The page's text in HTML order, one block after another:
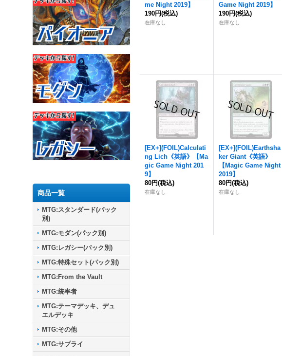
商品一覧
MTG:スタンダード(パック
別)
MTG:モダン(パック別)
MTG:レガシー(パック別)
MTG:特殊セット(パック別)
MTG:From the Vault
MTG:統率者
MTG:テーマデッキ、デュ
エルデッキ
MTG:その他
MTG:サプライ
me Night 2019】
190円(税込)
在庫なし
Game Night 2019】
190円(税込)
在庫なし
[EX+](FOIL)Calculati
ng Lich《英語》【Ma
gic Game Night 201
9】
80円(税込)
在庫なし
[EX+](FOIL)Earthsha
ker Giant《英語》
【Magic Game Night
2019】
80円(税込)
在庫なし